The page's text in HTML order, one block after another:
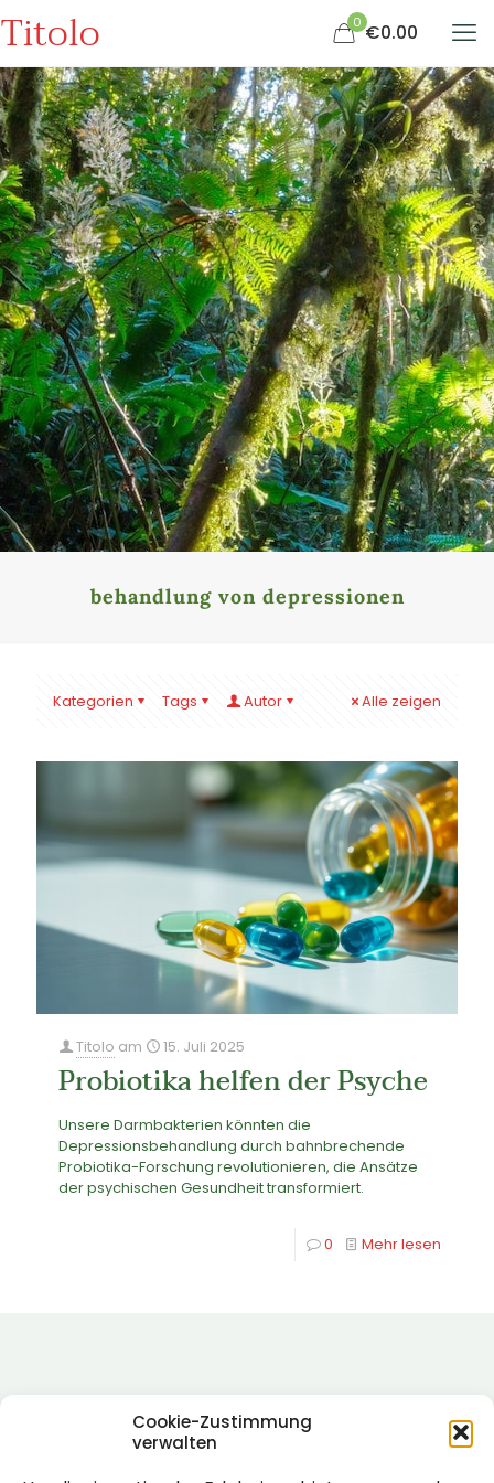
Cookie-Zustimmung
verwalten
Titolo 0 €0.00
behandlung von depressionen
Kategorien Tags Autor Alle zeigen
Titolo am 15. Juli 2025
Probiotika helfen der Psyche
Unsere Darmbakterien könnten die
Depressionsbehandlung durch bahnbrechende
Probiotika-Forschung revolutionieren, die Ansätze
der psychischen Gesundheit transformiert.
0 Mehr lesen